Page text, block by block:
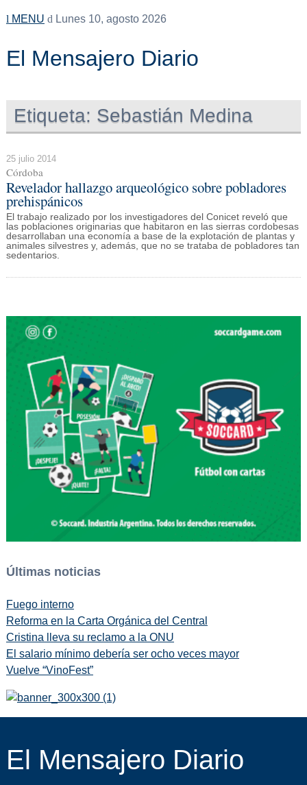
MENU Lunes 10, agosto 2026
El Mensajero Diario
Etiqueta: Sebastián Medina
25 julio 2014
Córdoba
Revelador hallazgo arqueológico sobre pobladores
prehispánicos
El trabajo realizado por los investigadores del Conicet reveló que
las poblaciones originarias que habitaron en las sierras cordobesas
desarrollaban una economía a base de la explotación de plantas y
animales silvestres y, además, que no se trataba de pobladores tan
sedentarios.
Últimas noticias
Fuego interno
Reforma en la Carta Orgánica del Central
Cristina lleva su reclamo a la ONU
El salario mínimo debería ser ocho veces mayor
Vuelve “VinoFest”
El Mensajero Diario